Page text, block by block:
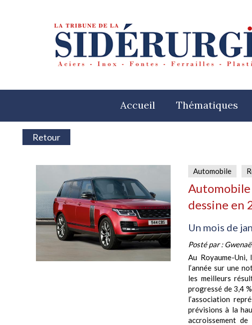
Accueil Thématiques
Retour
Automobile
Automobile
dessine en
Un mois de
Posté par :
Au Royaume-
l’année sur une
les meilleurs
progressé de 3,4
l’association
prévisions à la
accroissement